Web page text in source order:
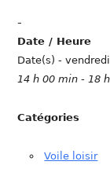
-
Date / Heure
Date(s) -
14 h 00 min - 18
Catégories
Voile loisir